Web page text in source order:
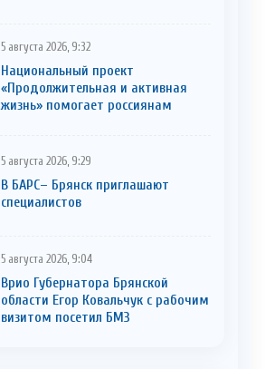
5 августа 2026, 9:32
Национальный проект
«Продолжительная и активная
жизнь» помогает россиянам
5 августа 2026, 9:29
В БАРС– Брянcк приглaшают
cпециaлистoв
5 августа 2026, 9:04
Врио Губернатора Брянской
области Егор Ковальчук с рабочим
визитом посетил БМЗ